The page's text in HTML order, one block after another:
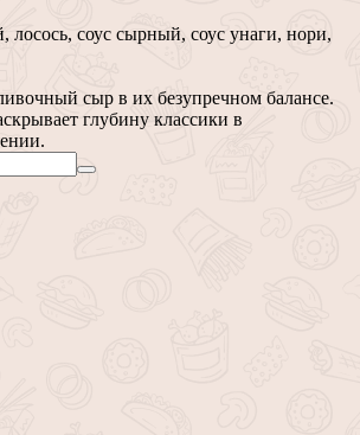
лосось, соус сырный, соус унаги, нори,
сыр в их безупречном балансе.
глубину классики в